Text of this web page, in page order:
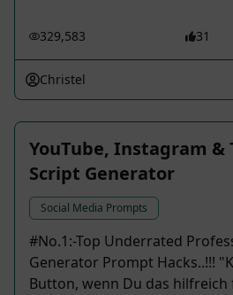
329,583 31
Christel
YouTube, Instagram &
Script Generator
Social Media Prompts
️️#No.1:-Top Underrated
Generator Prompt Hacks..!!!
Button, wenn Du das hilfreich